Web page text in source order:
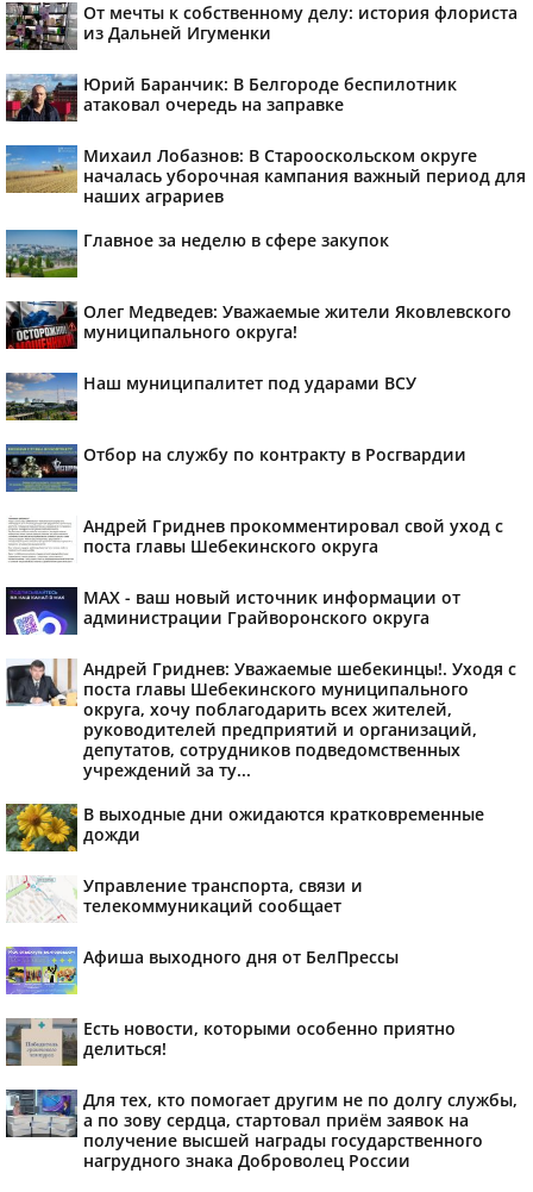
От мечты к собственному делу: история флориста
из Дальней Игуменки
Юрий Баранчик: В Белгороде беспилотник
атаковал очередь на заправке
Михаил Лобазнов: В Старооскольском округе
началась уборочная кампания важный период для
наших аграриев
Главное за неделю в сфере закупок
Олег Медведев: Уважаемые жители Яковлевского
муниципального округа!
Наш муниципалитет под ударами ВСУ
Отбор на службу по контракту в Росгвардии
Андрей Гриднев прокомментировал свой уход с
поста главы Шебекинского округа
MAX - ваш новый источник информации от
администрации Грайворонского округа
Андрей Гриднев: Уважаемые шебекинцы!. Уходя с
поста главы Шебекинского муниципального
округа, хочу поблагодарить всех жителей,
руководителей предприятий и организаций,
депутатов, сотрудников подведомственных
учреждений за ту...
В выходные дни ожидаются кратковременные
дожди
Управление транспорта, связи и
телекоммуникаций сообщает
Афиша выходного дня от БелПрессы
Есть новости, которыми особенно приятно
делиться!
Для тех, кто помогает другим не по долгу службы,
а по зову сердца, стартовал приём заявок на
получение высшей награды государственного
нагрудного знака Доброволец России